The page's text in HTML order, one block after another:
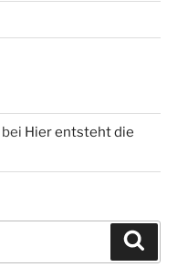
bei Hier entsteht die